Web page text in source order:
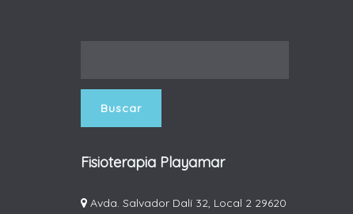
Fisioterapia Playamar
Avda. Salvador Dalí 32, Local 2 29620